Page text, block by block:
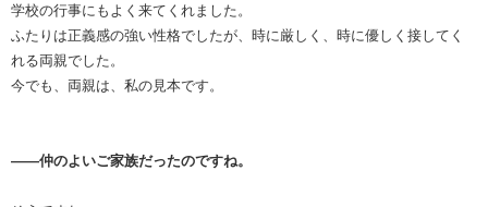
学校の行事にもよく来てくれました。
ふたりは正義感の強い性格でしたが、時に厳しく、時に優しく接してく
れる両親でした。
今でも、両親は、私の見本です。
――仲のよいご家族だったのですね。